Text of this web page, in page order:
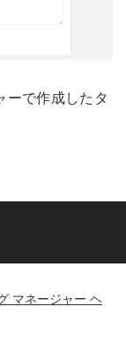
ーで作成したタ
マネージャー ヘ